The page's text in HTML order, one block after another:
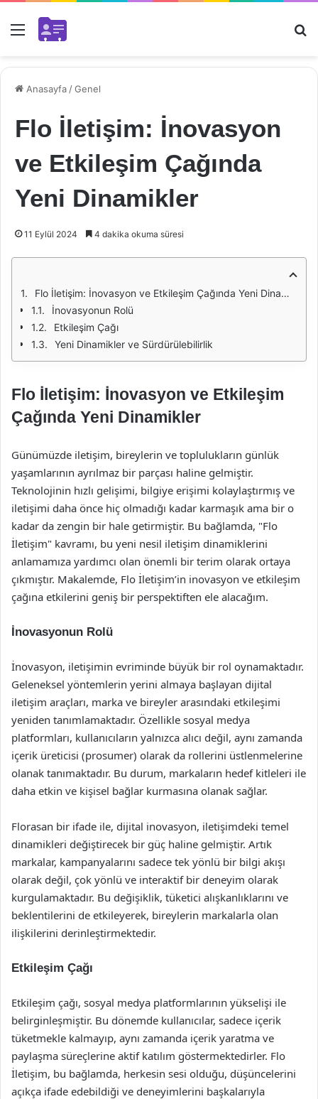
Menü
Anasayfa /Genel
Flo İletişim: İnovasyon
ve Etkileşim Çağında
Yeni Dinamikler
11 Eylül 2024 4 dakika okuma süresi
Flo İletişim: İnovasyon ve Etkileşim Çağında Yeni Dinamikler
İnovasyonun Rolü
Etkileşim Çağı
Yeni Dinamikler ve Sürdürülebilirlik
Flo İletişim: İnovasyon ve Etkileşim
Çağında Yeni Dinamikler
Günümüzde iletişim, bireylerin ve toplulukların günlük
yaşamlarının ayrılmaz bir parçası haline gelmiştir.
Teknolojinin hızlı gelişimi, bilgiye erişimi kolaylaştırmış ve
iletişimi daha önce hiç olmadığı kadar karmaşık ama bir o
kadar da zengin bir hale getirmiştir. Bu bağlamda, "Flo
İletişim" kavramı, bu yeni nesil iletişim dinamiklerini
anlamamıza yardımcı olan önemli bir terim olarak ortaya
çıkmıştır. Makalemde, Flo İletişim’in inovasyon ve etkileşim
çağına etkilerini geniş bir perspektiften ele alacağım.
İnovasyonun Rolü
İnovasyon, iletişimin evriminde büyük bir rol oynamaktadır.
Geleneksel yöntemlerin yerini almaya başlayan dijital
iletişim araçları, marka ve bireyler arasındaki etkileşimi
yeniden tanımlamaktadır. Özellikle sosyal medya
platformları, kullanıcıların yalnızca alıcı değil, aynı zamanda
içerik üreticisi (prosumer) olarak da rollerini üstlenmelerine
olanak tanımaktadır. Bu durum, markaların hedef kitleleri ile
daha etkin ve kişisel bağlar kurmasına olanak sağlar.
Florasan bir ifade ile, dijital inovasyon, iletişimdeki temel
dinamikleri değiştirecek bir güç haline gelmiştir. Artık
markalar, kampanyalarını sadece tek yönlü bir bilgi akışı
olarak değil, çok yönlü ve interaktif bir deneyim olarak
kurgulamaktadır. Bu değişiklik, tüketici alışkanlıklarını ve
beklentilerini de etkileyerek, bireylerin markalarla olan
ilişkilerini derinleştirmektedir.
Etkileşim Çağı
Etkileşim çağı, sosyal medya platformlarının yükselişi ile
belirginleşmiştir. Bu dönemde kullanıcılar, sadece içerik
tüketmekle kalmayıp, aynı zamanda içerik yaratma ve
paylaşma süreçlerine aktif katılım göstermektedirler. Flo
İletişim, bu bağlamda, herkesin sesi olduğu, düşüncelerini
açıkça ifade edebildiği ve deneyimlerini başkalarıyla